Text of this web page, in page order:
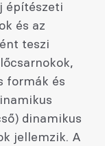
építészeti
és az
teszi
formák és
dinamikus
jellemzik. A